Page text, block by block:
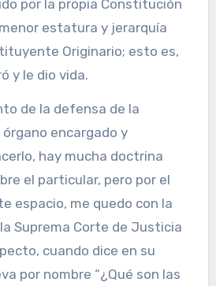
por la propia Constitución
estatura y jerarquía
Originario; esto es,
y le dio vida.
de la defensa de la
encargado y
hay mucha doctrina
el particular, pero por el
espacio, me quedo con la
Suprema Corte de Justicia
cuando dice en su
por nombre “¿Qué son las